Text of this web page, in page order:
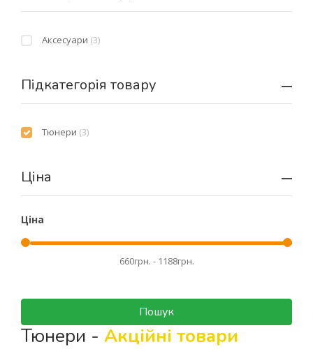
Аксесуари (3)
Підкатегорія товару
Тюнери (3)
Ціна
Ціна
Пошук
Тюнери - Акційні товари